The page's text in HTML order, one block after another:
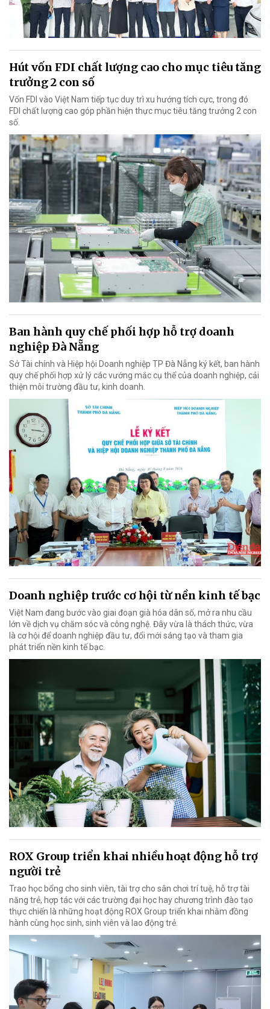
Hút vốn FDI chất lượng cao cho mục tiêu tăng
trưởng 2 con số
Vốn FDI vào Việt Nam tiếp tục duy trì xu hướng tích cực, trong đó
FDI chất lượng cao góp phần hiện thực mục tiêu tăng trưởng 2 con
số.
Ban hành quy chế phối hợp hỗ trợ doanh
nghiệp Đà Nẵng
Sở Tài chính và Hiệp hội Doanh nghiệp TP Đà Nẵng ký kết, ban hành
quy chế phối hợp xử lý các vướng mắc cụ thể của doanh nghiệp, cải
thiện môi trường đầu tư, kinh doanh.
Doanh nghiệp trước cơ hội từ nền kinh tế bạc
Việt Nam đang bước vào giai đoạn già hóa dân số, mở ra nhu cầu
lớn về dịch vụ chăm sóc và công nghệ. Đây vừa là thách thức, vừa
là cơ hội để doanh nghiệp đầu tư, đổi mới sáng tạo và tham gia
phát triển nền kinh tế bạc.
ROX Group triển khai nhiều hoạt động hỗ trợ
người trẻ
Trao học bổng cho sinh viên, tài trợ cho sân chơi trí tuệ, hỗ trợ tài
năng trẻ, hợp tác với các trường đại học hay chương trình đào tạo
thực chiến là những hoạt động ROX Group triển khai nhằm đồng
hành cùng học sinh, sinh viên và lao động trẻ.